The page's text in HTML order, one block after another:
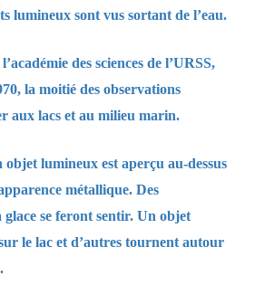
lumineux sont vus sortant de l’eau.
des sciences de l’URSS,
la moitié des observations
aux lacs et au milieu marin.
objet lumineux est aperçu au-dessus
métallique. Des
glace se feront sentir. Un objet
le lac et d’autres tournent autour